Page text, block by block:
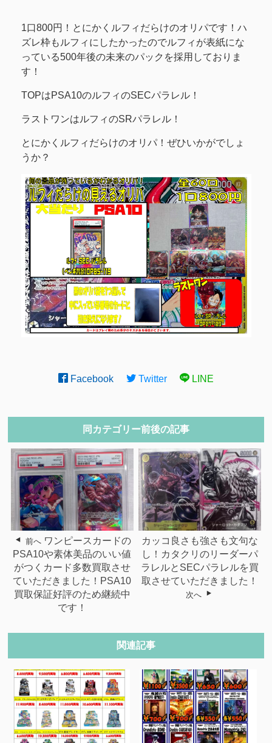
1口800円！とにかくルフィだらけのオリパです！ハ
ズレ枠もルフィにしたかったのでルフィが表紙にな
っている500年後の未来のパックを採用しておりま
す！
TOPはPSA10のルフィのSECパラレル！
ラストワンはルフィのSRパラレル！
とにかくルフィだらけのオリパ！ぜひいかがでしょ
うか？
Facebook Twitter LINE
同カテゴリー前後の記事
前へ ワンピースカードの
PSA10や素体美品のいい値
がつくカード多数買取させ
ていただきました！PSA10
買取保証好評のため継続中
です！
カッコ良さも強さも文句な
し！カタクリのリーダーパ
ラレルとSECパラレルを買
取させていただきました！
次へ
関連記事